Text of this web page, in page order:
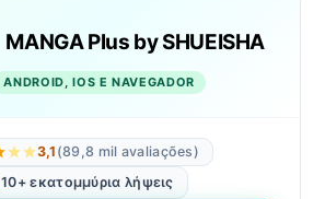
MANGA Plus by SHUEISHA
ANDROID, IOS E NAVEGADOR
3,1 (89,8 mil avaliações)
10+ εκατομμύρια λήψεις